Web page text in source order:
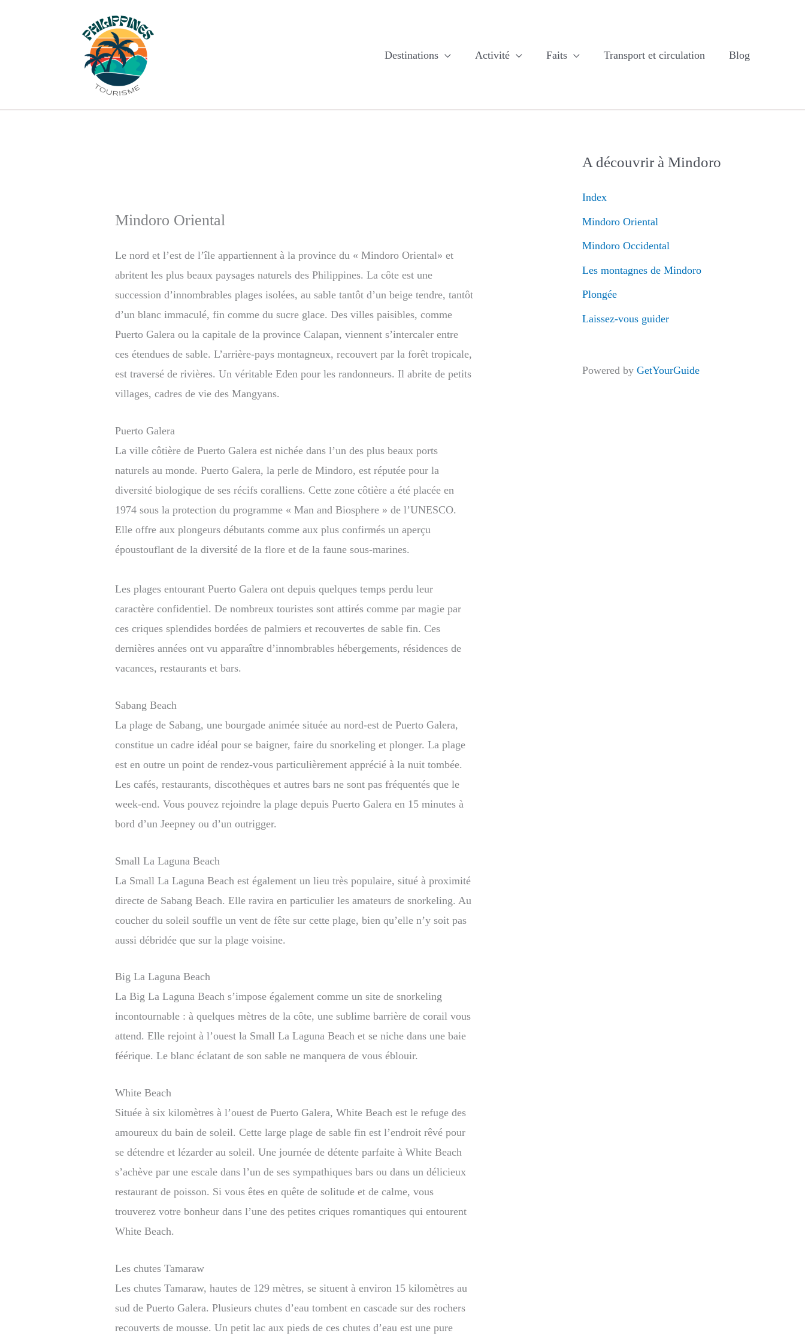
Destinations Activité Faits Transport et circulation Blog
Mindoro Oriental
Le nord et l’est de l’île appartiennent à la province du « Mindoro Oriental» et
abritent les plus beaux paysages naturels des Philippines. La côte est une
succession d’innombrables plages isolées, au sable tantôt d’un beige tendre, tantôt
d’un blanc immaculé, fin comme du sucre glace. Des villes paisibles, comme
Puerto Galera ou la capitale de la province Calapan, viennent s’intercaler entre
ces étendues de sable. L’arrière-pays montagneux, recouvert par la forêt tropicale,
est traversé de rivières. Un véritable Eden pour les randonneurs. Il abrite de petits
villages, cadres de vie des Mangyans.
Puerto Galera
La ville côtière de Puerto Galera est nichée dans l’un des plus beaux ports
naturels au monde. Puerto Galera, la perle de Mindoro, est réputée pour la
diversité biologique de ses récifs coralliens. Cette zone côtière a été placée en
1974 sous la protection du programme « Man and Biosphere » de l’UNESCO.
Elle offre aux plongeurs débutants comme aux plus confirmés un aperçu
époustouflant de la diversité de la flore et de la faune sous-marines.
Les plages entourant Puerto Galera ont depuis quelques temps perdu leur
caractère confidentiel. De nombreux touristes sont attirés comme par magie par
ces criques splendides bordées de palmiers et recouvertes de sable fin. Ces
dernières années ont vu apparaître d’innombrables hébergements, résidences de
vacances, restaurants et bars.
Sabang Beach
La plage de Sabang, une bourgade animée située au nord-est de Puerto Galera,
constitue un cadre idéal pour se baigner, faire du snorkeling et plonger. La plage
est en outre un point de rendez-vous particulièrement apprécié à la nuit tombée.
Les cafés, restaurants, discothèques et autres bars ne sont pas fréquentés que le
week-end. Vous pouvez rejoindre la plage depuis Puerto Galera en 15 minutes à
bord d’un Jeepney ou d’un outrigger.
Small La Laguna Beach
La Small La Laguna Beach est également un lieu très populaire, situé à proximité
directe de Sabang Beach. Elle ravira en particulier les amateurs de snorkeling. Au
coucher du soleil souffle un vent de fête sur cette plage, bien qu’elle n’y soit pas
aussi débridée que sur la plage voisine.
Big La Laguna Beach
La Big La Laguna Beach s’impose également comme un site de snorkeling
incontournable : à quelques mètres de la côte, une sublime barrière de corail vous
attend. Elle rejoint à l’ouest la Small La Laguna Beach et se niche dans une baie
féérique. Le blanc éclatant de son sable ne manquera de vous éblouir.
White Beach
Située à six kilomètres à l’ouest de Puerto Galera, White Beach est le refuge des
amoureux du bain de soleil. Cette large plage de sable fin est l’endroit rêvé pour
se détendre et lézarder au soleil. Une journée de détente parfaite à White Beach
s’achève par une escale dans l’un de ses sympathiques bars ou dans un délicieux
restaurant de poisson. Si vous êtes en quête de solitude et de calme, vous
trouverez votre bonheur dans l’une des petites criques romantiques qui entourent
White Beach.
Les chutes Tamaraw
Les chutes Tamaraw, hautes de 129 mètres, se situent à environ 15 kilomètres au
sud de Puerto Galera. Plusieurs chutes d’eau tombent en cascade sur des rochers
recouverts de mousse. Un petit lac aux pieds de ces chutes d’eau est une pure
A découvrir à Mindoro
Index
Mindoro Oriental
Mindoro Occidental
Les montagnes de Mindoro
Plongée
Laissez-vous guider
Powered by GetYourGuide